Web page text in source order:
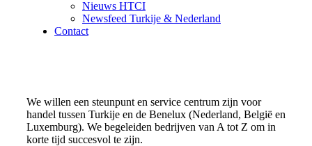
Nieuws HTCI
Newsfeed Turkije & Nederland
Contact
We willen een steunpunt en service centrum zijn voor
handel tussen Turkije en de Benelux (Nederland, België en
Luxemburg). We begeleiden bedrijven van A tot Z om in
korte tijd succesvol te zijn.